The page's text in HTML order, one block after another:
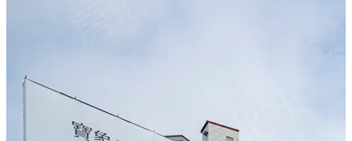
交通方面，有國道一號(鼎金.九如交流道)、國道十號可利
用。